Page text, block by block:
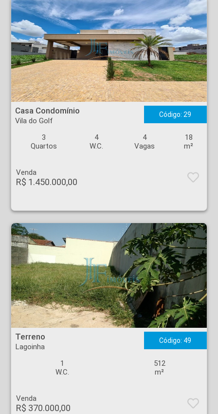
Casa Condomínio - Vila do Golf - Ribeirão Preto
Casa Condomínio
Vila do Golf
Código: 29
3
Quartos
4
W.C.
4
Vagas
18
m²
Venda
R$ 1.450.000,00
Terreno - Lagoinha - Ribeirão Preto
Terreno
Lagoinha
Código: 49
1
W.C.
512
m²
Venda
R$ 370.000,00